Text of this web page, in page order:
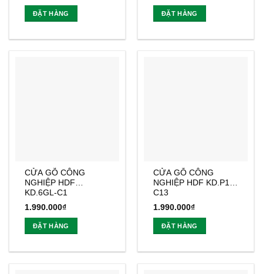
ĐẶT HÀNG ĐẶT HÀNG
CỬA GỖ CÔNG
NGHIỆP HDF
KD.6GL-C1
1.990.000₫
ĐẶT HÀNG
CỬA GỖ CÔNG
NGHIỆP HDF KD.P1-
C13
1.990.000₫
ĐẶT HÀNG